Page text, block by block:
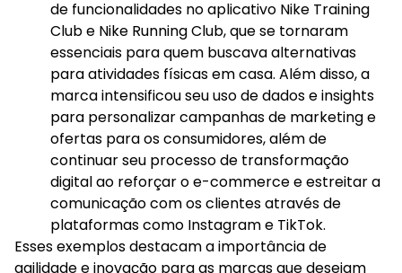
de funcionalidades no aplicativo Nike Training
Club e Nike Running Club, que se tornaram
essenciais para quem buscava alternativas
para atividades físicas em casa. Além disso, a
marca intensificou seu uso de dados e insights
para personalizar campanhas de marketing e
ofertas para os consumidores, além de
continuar seu processo de transformação
digital ao reforçar o e-commerce e estreitar a
comunicação com os clientes através de
plataformas como Instagram e TikTok.
Esses exemplos destacam a importância de
agilidade e inovação para as marcas que desejam